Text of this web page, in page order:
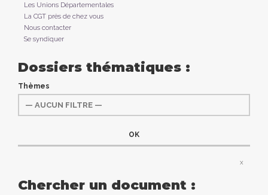
Les Unions Départementales
La CGT près de chez vous
Nous contacter
Se syndiquer
Dossiers thématiques :
Thèmes
x
Chercher un document :